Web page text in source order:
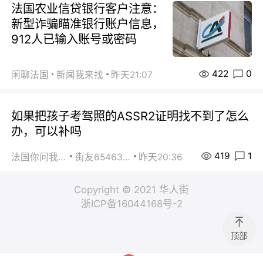
法国农业信贷银行客户注意：
新型诈骗瞄准银行账户信息，
912人已输入账号或密码
闲聊法国 新闻我来找 昨天21:07 422 0
如果把孩子考驾照的ASSR2证明找不到了怎么
办，可以补吗
法国你问我答 街友65463281 昨天20:36 419 1
Copyright © 2021 华人街
浙ICP备16044168号-2
顶部